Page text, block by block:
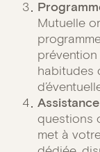
Mutuelle
habitudes
questions
met à